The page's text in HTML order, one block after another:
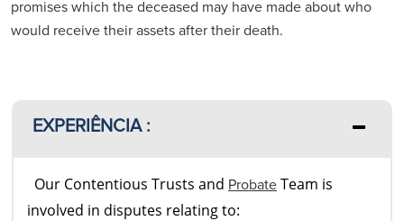
promises which the deceased may have made about who
would receive their assets after their death.
EXPERIÊNCIA :
Our Contentious Trusts and ProbateTeam is
involved in disputes relating to: